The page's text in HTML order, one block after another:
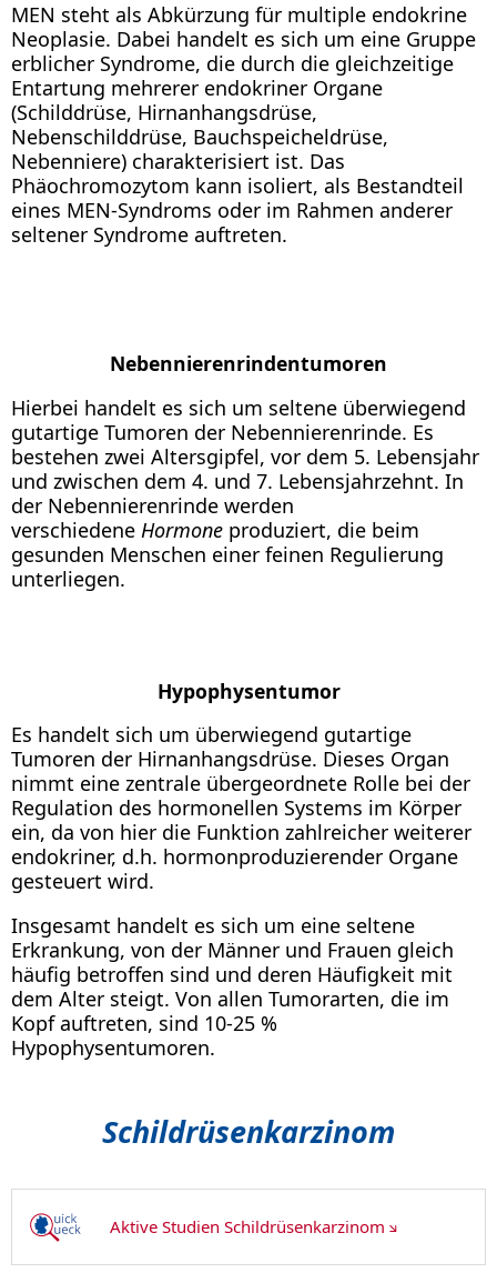
MEN steht als Abkürzung für multiple endokrine
Neoplasie. Dabei handelt es sich um eine Gruppe
erblicher Syndrome, die durch die gleichzeitige
Entartung mehrerer endokriner Organe
(Schilddrüse, Hirnanhangsdrüse,
Nebenschilddrüse, Bauchspeicheldrüse,
Nebenniere) charakterisiert ist. Das
Phäochromozytom kann isoliert, als Bestandteil
eines MEN-Syndroms oder im Rahmen anderer
seltener Syndrome auftreten.
Nebennierenrindentumoren
Hierbei handelt es sich um seltene überwiegend
gutartige Tumoren der Nebennierenrinde. Es
bestehen zwei Altersgipfel, vor dem 5. Lebensjahr
und zwischen dem 4. und 7. Lebensjahrzehnt. In
der Nebennierenrinde werden
verschiedene Hormone produziert, die beim
gesunden Menschen einer feinen Regulierung
unterliegen.
Hypophysentumor
Es handelt sich um überwiegend gutartige
Tumoren der Hirnanhangsdrüse. Dieses Organ
nimmt eine zentrale übergeordnete Rolle bei der
Regulation des hormonellen Systems im Körper
ein, da von hier die Funktion zahlreicher weiterer
endokriner, d.h. hormonproduzierender Organe
gesteuert wird.
Insgesamt handelt es sich um eine seltene
Erkrankung, von der Männer und Frauen gleich
häufig betroffen sind und deren Häufigkeit mit
dem Alter steigt. Von allen Tumorarten, die im
Kopf auftreten, sind 10-25 %
Hypophysentumoren.
Schildrüsenkarzinom
Aktive Studien Schildrüsenkarzinom